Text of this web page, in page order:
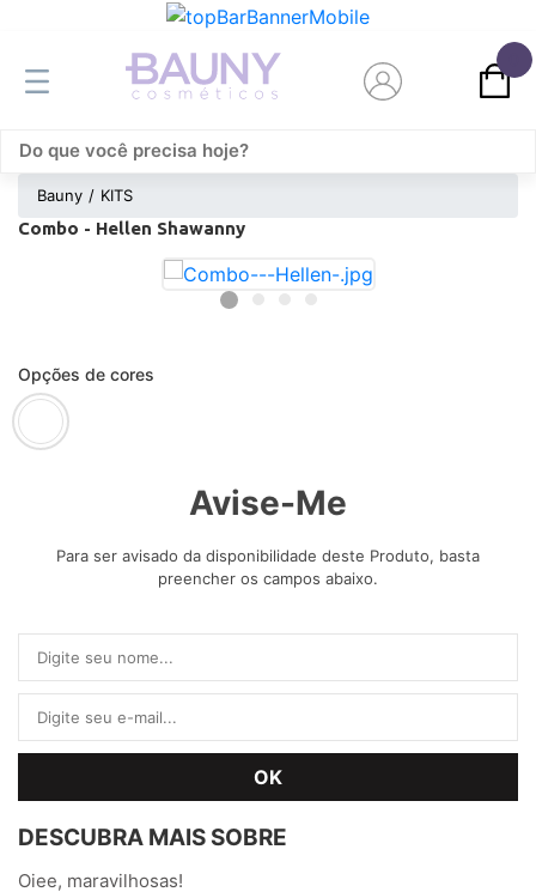
Bauny KITS
Combo - Hellen Shawanny
Opções de cores
Avise-Me
Para ser avisado da disponibilidade deste Produto, basta
preencher os campos abaixo.
DESCUBRA MAIS SOBRE
Oiee, maravilhosas!